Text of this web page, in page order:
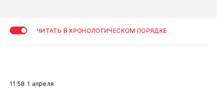
ЧИТАТЬ В ХРОНОЛОГИЧЕСКОМ ПОРЯДКЕ
11:58 1 апреля